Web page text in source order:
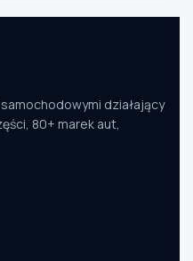
działający
80+ marek aut,